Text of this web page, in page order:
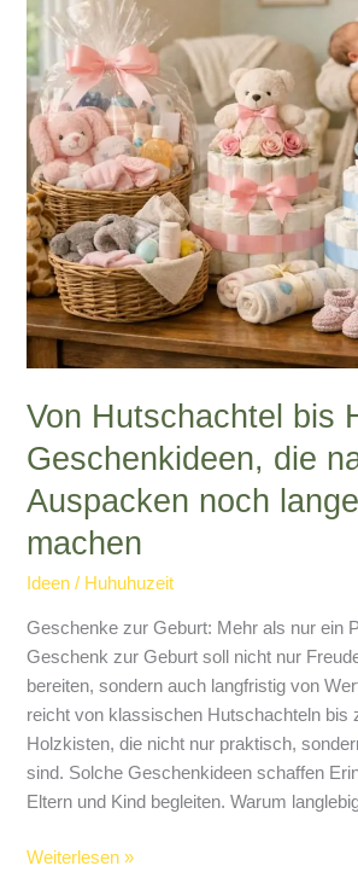
Von Hutschachtel bis
Geschenkideen, die
Auspacken noch
machen
Ideen / Huhuhuzeit
Geschenke zur Geburt: Mehr als nur ein
Geschenk zur Geburt soll nicht nur
bereiten, sondern auch langfristig von
reicht von klassischen Hutschachteln bis
Holzkisten, die nicht nur praktisch,
sind. Solche Geschenkideen schaffen
Eltern und Kind begleiten. Warum
–
Geschenkideen,
die
nach
dem
Auspacken
noch
lange
Freude
machen
Weiterlesen »